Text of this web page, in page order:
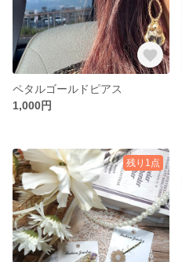
ペタルゴールドピアス
1,000円
残り1点